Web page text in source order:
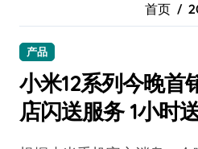
首页
产品
小米12系列今晚首
店闪送服务 1小时